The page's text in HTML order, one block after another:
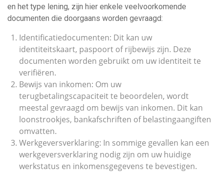
en het type lening, zijn hier enkele veelvoorkomende
documenten die doorgaans worden gevraagd:
Identificatiedocumenten: Dit kan uw
identiteitskaart, paspoort of rijbewijs zijn. Deze
documenten worden gebruikt om uw identiteit te
verifiëren.
Bewijs van inkomen: Om uw
terugbetalingscapaciteit te beoordelen, wordt
meestal gevraagd om bewijs van inkomen. Dit kan
loonstrookjes, bankafschriften of belastingaangiften
omvatten.
Werkgeversverklaring: In sommige gevallen kan een
werkgeversverklaring nodig zijn om uw huidige
werkstatus en inkomensgegevens te bevestigen.